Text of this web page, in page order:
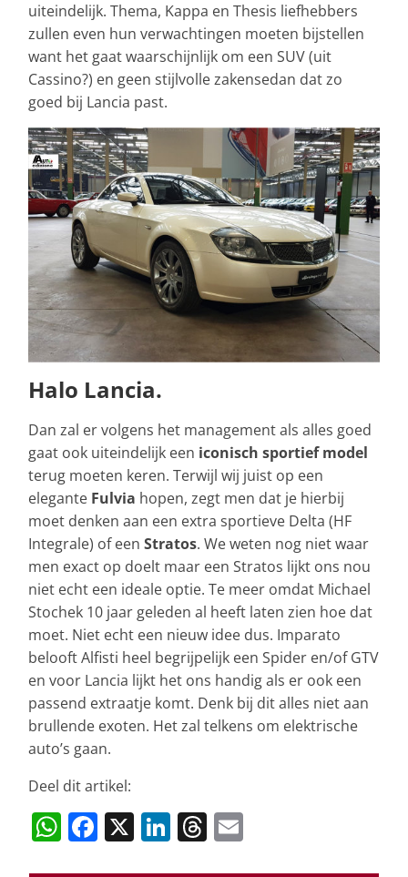
uiteindelijk. Thema, Kappa en Thesis liefhebbers
zullen even hun verwachtingen moeten bijstellen
want het gaat waarschijnlijk om een SUV (uit
Cassino?) en geen stijlvolle zakensedan dat zo
goed bij Lancia past.
Halo Lancia.
Dan zal er volgens het management als alles goed
gaat ook uiteindelijk een iconisch sportief model
terug moeten keren. Terwijl wij juist op een
elegante Fulvia hopen, zegt men dat je hierbij
moet denken aan een extra sportieve Delta (HF
Integrale) of een Stratos. We weten nog niet waar
men exact op doelt maar een Stratos lijkt ons nou
niet echt een ideale optie. Te meer omdat Michael
Stochek 10 jaar geleden al heeft laten zien hoe dat
moet. Niet echt een nieuw idee dus. Imparato
belooft Alfisti heel begrijpelijk een Spider en/of GTV
en voor Lancia lijkt het ons handig als er ook een
passend extraatje komt. Denk bij dit alles niet aan
brullende exoten. Het zal telkens om elektrische
auto’s gaan.
Deel dit artikel:
W F X Li T